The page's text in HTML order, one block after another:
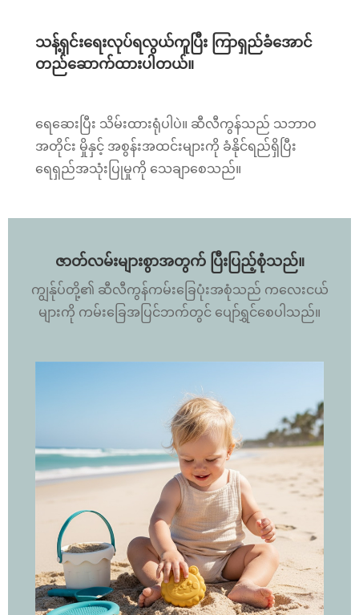
သန့်ရှင်းရေးလုပ်ရလွယ်ကူပြီး ကြာရှည်ခံအောင်
တည်ဆောက်ထားပါတယ်။
ရေဆေးပြီး သိမ်းထားရုံပါပဲ။ ဆီလီကွန်သည် သဘာဝ
အတိုင်း မှိုနှင့် အစွန်းအထင်းများကို ခံနိုင်ရည်ရှိပြီး
ရေရှည်အသုံးပြုမှုကို သေချာစေသည်။
ဇာတ်လမ်းများစွာအတွက် ပြီးပြည့်စုံသည်။
ကျွန်ုပ်တို့၏ ဆီလီကွန်ကမ်းခြေပုံးအစုံသည် ကလေးငယ်
များကို ကမ်းခြေအပြင်ဘက်တွင် ပျော်ရွှင်စေပါသည်။